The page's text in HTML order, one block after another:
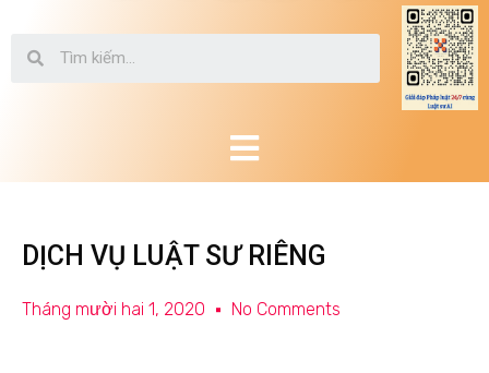
DỊCH VỤ LUẬT SƯ RIÊNG
Tháng mười hai 1, 2020 No Comments